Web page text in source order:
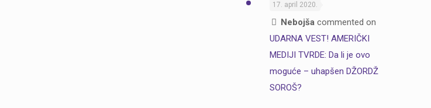
17. april 2020.
Nebojšacommented on
UDARNA VEST! AMERIČKI
MEDIJI TVRDE: Da li je ovo
moguće – uhapšen DŽORDŽ
SOROŠ?